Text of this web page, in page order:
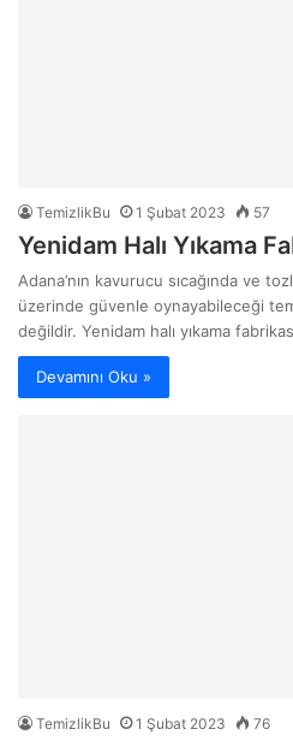
TemizlikBu 1 Şubat 2023 57
Yenidam Halı Yıkama
Adana’nın kavurucu sıcağında ve
üzerinde güvenle oynayabileceği
değildir. Yenidam halı yıkama
Devamını Oku »
TemizlikBu 1 Şubat 2023 76